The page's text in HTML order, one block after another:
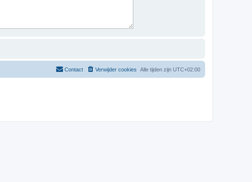
Alle tijden zijn UTC+02:00
Verwijder cookies
Contact